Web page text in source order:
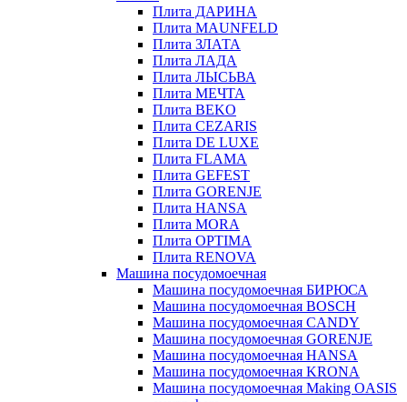
Плита ДАРИНА
Плита MAUNFELD
Плита ЗЛАТА
Плита ЛАДА
Плита ЛЫСЬВА
Плита МЕЧТА
Плита BEKO
Плита CEZARIS
Плита DE LUXE
Плита FLAMA
Плита GEFEST
Плита GORENJE
Плита HANSA
Плита MORA
Плита OPTIMA
Плита RENOVA
Машина посудомоечная
Машина посудомоечная БИРЮСА
Машина посудомоечная BOSCH
Машина посудомоечная CANDY
Машина посудомоечная GORENJE
Машина посудомоечная HANSA
Машина посудомоечная KRONA
Машина посудомоечная Making OASIS